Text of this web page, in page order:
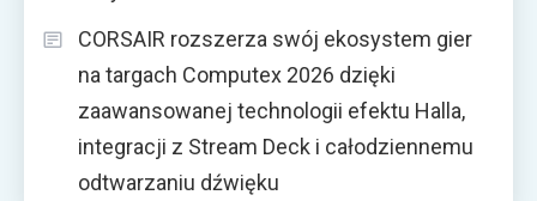
CORSAIR rozszerza swój ekosystem gier
na targach Computex 2026 dzięki
zaawansowanej technologii efektu Halla,
integracji z Stream Deck i całodziennemu
odtwarzaniu dźwięku